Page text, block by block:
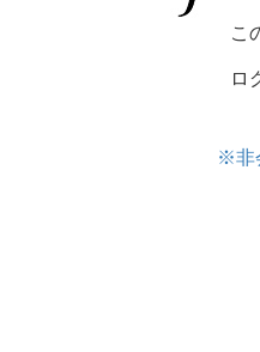
こ
ロ
※非